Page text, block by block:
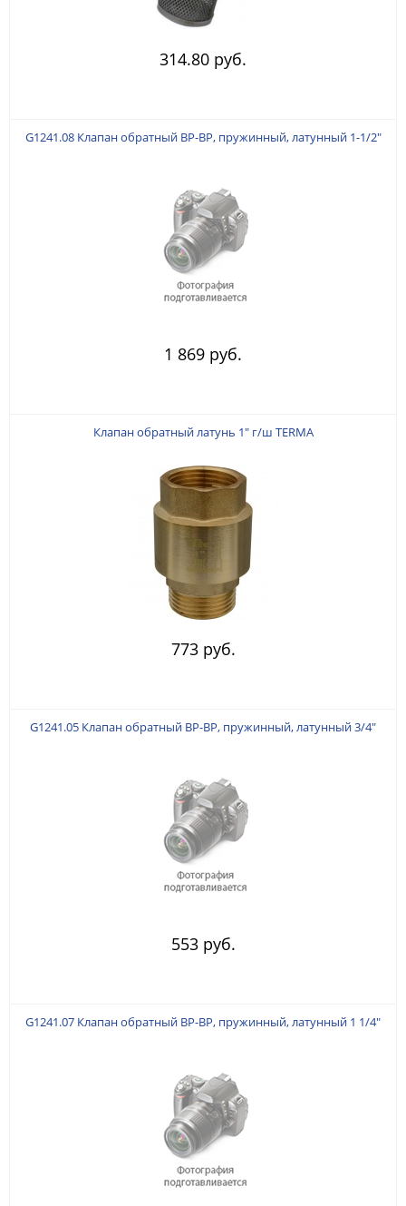
314.80 руб.
G1241.08 Клапан обратный ВР-ВР, пружинный, латунный 1-1/2"
1 869 руб.
Клапан обратный латунь 1" г/ш TERMA
773 руб.
G1241.05 Клапан обратный ВР-ВР, пружинный, латунный 3/4"
553 руб.
G1241.07 Клапан обратный ВР-ВР, пружинный, латунный 1 1/4"